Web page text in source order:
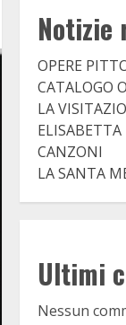
Notizie
OPERE
CATALOGO
LA
ELISABETTA
CANZONI
LA SANTA
Ultimi
Nessun